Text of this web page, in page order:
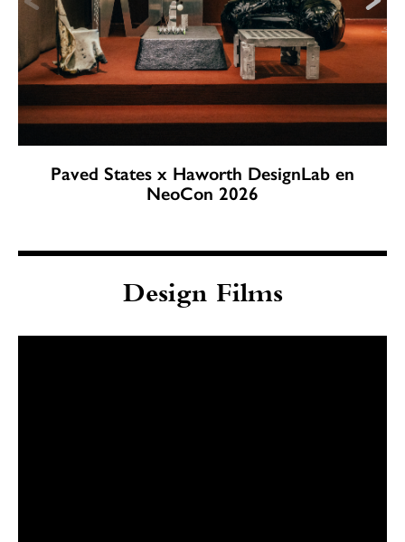
Paved States x Haworth DesignLab en
NeoCon 2026
Design Films